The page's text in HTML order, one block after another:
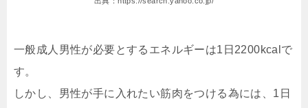
一般成人男性が必要とするエネルギーは1日2200kcalで
す。
しかし、男性が手に入れたい筋肉をつける為には、1日